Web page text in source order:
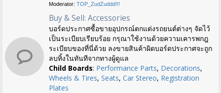
Moderator: TOP_ZudZuddd!!!
Buy & Sell: Accessories
บอร์ดประกาศซื้อขายอุปกรณ์ตกแต่งรถยนต์ต่างๆ จัดไว้
เป็นระเบียบเรียบร้อย กรุณาใช้งานด้วยความเคารพกฎ
ระเบียบของที่นี่ด้วย ลงขายสินค้าผิดบอร์ดประกาศจะถูก
ลบทิ้งในทันทีจากทางผู้ดูแล
Child Boards: Performance Parts, Decorations,
Wheels & Tires, Seats, Car Stereo, Registration
Plates